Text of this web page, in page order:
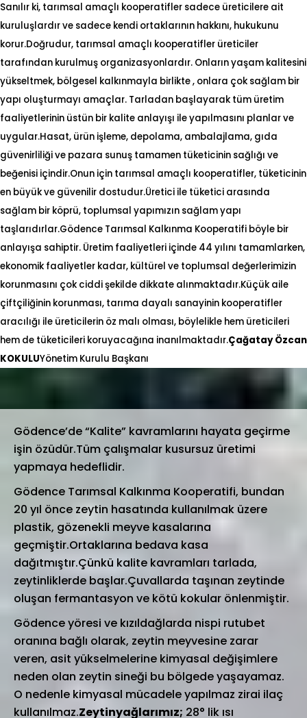
Sanılır ki, tarımsal amaçlı kooperatifler sadece üreticilere ait
kuruluşlardır ve sadece kendi ortaklarının hakkını, hukukunu
korur.Doğrudur, tarımsal amaçlı kooperatifler üreticiler
tarafından kurulmuş organizasyonlardır. Onların yaşam kalitesini
yükseltmek, bölgesel kalkınmayla birlikte , onlara çok sağlam bir
yapı oluşturmayı amaçlar. Tarladan başlayarak tüm üretim
faaliyetlerinin üstün bir kalite anlayışı ile yapılmasını planlar ve
uygular.Hasat, ürün işleme, depolama, ambalajlama, gıda
güvenirliliği ve pazara sunuş tamamen tüketicinin sağlığı ve
beğenisi içindir.Onun için tarımsal amaçlı kooperatifler, tüketicinin
en büyük ve güvenilir dostudur.Üretici ile tüketici arasında
sağlam bir köprü, toplumsal yapımızın sağlam yapı
taşlarıdırlar.Gödence Tarımsal Kalkınma Kooperatifi böyle bir
anlayışa sahiptir. Üretim faaliyetleri içinde 44 yılını tamamlarken,
ekonomik faaliyetler kadar, kültürel ve toplumsal değerlerimizin
korunmasını çok ciddi şekilde dikkate alınmaktadır.Küçük aile
çiftçiliğinin korunması, tarıma dayalı sanayinin kooperatifler
aracılığı ile üreticilerin öz malı olması, böylelikle hem üreticileri
hem de tüketicileri koruyacağına inanılmaktadır.Çağatay Özcan
KOKULUYönetim Kurulu Başkanı
Gödence’de “Kalite” kavramlarını hayata geçirme
işin özüdür.Tüm çalışmalar kusursuz üretimi
yapmaya hedeflidir.
Gödence Tarımsal Kalkınma Kooperatifi, bundan
20 yıl önce zeytin hasatında kullanılmak üzere
plastik, gözenekli meyve kasalarına
geçmiştir.Ortaklarına bedava kasa
dağıtmıştır.Çünkü kalite kavramları tarlada,
zeytinliklerde başlar.Çuvallarda taşınan zeytinde
oluşan fermantasyon ve kötü kokular önlenmiştir.
Gödence yöresi ve kızıldağlarda nispi rutubet
oranına bağlı olarak, zeytin meyvesine zarar
veren, asit yükselmelerine kimyasal değişimlere
neden olan zeytin sineği bu bölgede yaşayamaz.
O nedenle kimyasal mücadele yapılmaz zirai ilaç
kullanılmaz.Zeytinyağlarımız; 28° lik ısı